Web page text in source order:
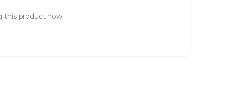
this product now!